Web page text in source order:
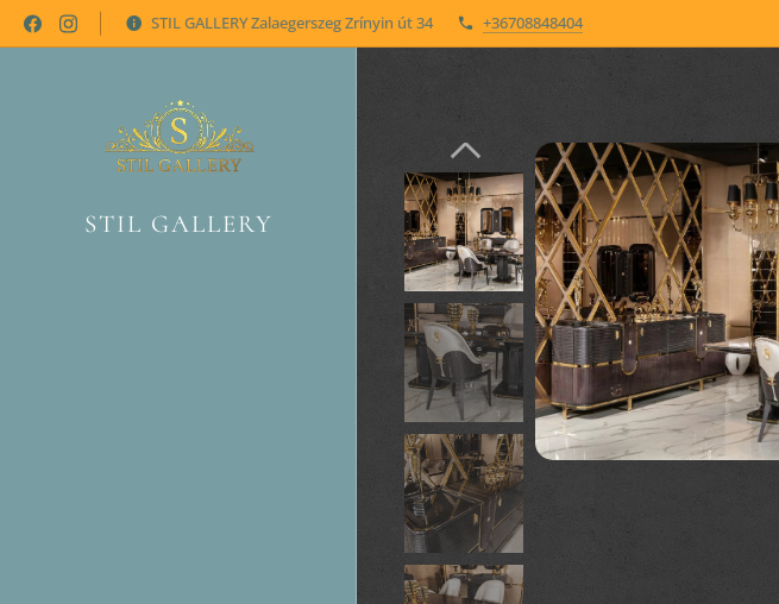
STIL GALLERY Zalaegerszeg Zrínyin út 34 +36708848404
STIL GALLERY